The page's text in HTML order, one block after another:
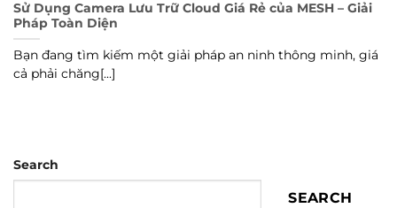
Sử Dụng Camera Lưu Trữ Cloud Giá Rẻ của MESH – Giải
Pháp Toàn Diện
Bạn đang tìm kiếm một giải pháp an ninh thông minh, giá
cả phải chăng[...]
Search
SEARCH